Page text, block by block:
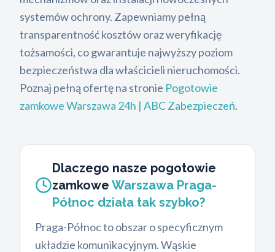
systemów ochrony. Zapewniamy pełną
transparentność kosztów oraz weryfikację
tożsamości, co gwarantuje najwyższy poziom
bezpieczeństwa dla właścicieli nieruchomości.
Poznaj pełną ofertę na stronie Pogotowie
zamkowe Warszawa 24h | ABC Zabezpieczeń.
Dlaczego nasze pogotowie
zamkowe Warszawa Praga-
Północ działa tak szybko?
Praga-Północ to obszar o specyficznym
układzie komunikacyjnym. Wąskie